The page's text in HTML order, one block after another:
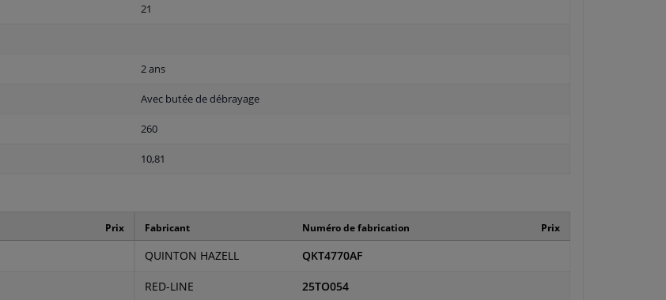
21
2 ans
Avec butée de débrayage
260
10,81
Prix Fabricant Numéro de fabrication Prix
QUINTON HAZELL QKT4770AF
RED-LINE 25TO054